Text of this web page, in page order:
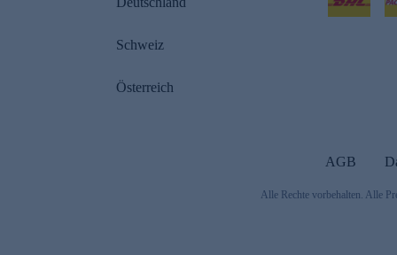
Schweiz
Österreich
AGB
Alle Rechte vorbehalten. Alle